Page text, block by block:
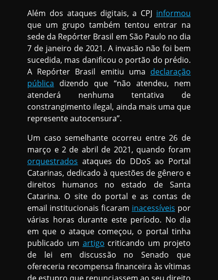
Além dos ataques digitais, a CPJ informou
que um grupo também tentou entrar na
sede da Repórter Brasil em São Paulo no dia
7 de janeiro de 2021. A invasão não foi bem
sucedida, mas danificou o portão do prédio.
A Repórter Brasil emitiu uma declaração
pública dizendo que “não atendeu, nem
atenderá nenhuma tentativa de
constrangimento ilegal, ainda mais uma que
represente autocensura”.
Um caso semelhante ocorreu entre 26 de
março e 2 de abril de 2021, quando foram
orquestrados ataques do DDoS ao Portal
Catarinas, dedicado à questões de gênero e
direitos humanos no estado de Santa
Catarina. O site do portal e as contas de
email institucionais ficaram inacessíveis por
várias horas durante este período. No dia
em que o ataque começou, o portal tinha
publicado um artigo criticando um projeto
de lei em discussão no Senado que
ofereceria recompensa financeira às vítimas